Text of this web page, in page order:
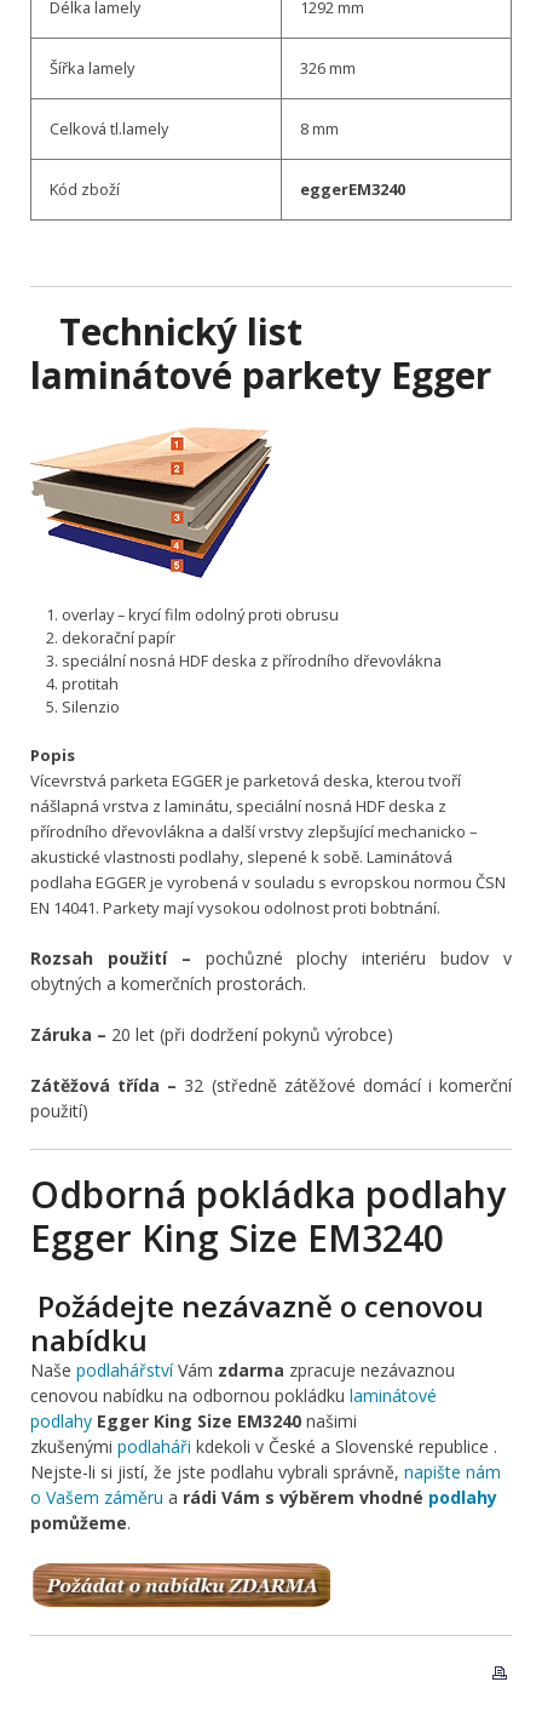
Délka lamely 1292 mm
Šířka lamely 326 mm
Celková tl.lamely 8 mm
Kód zboží eggerEM3240
Technický list
laminátové parkety Egger
overlay – krycí film odolný proti obrusu
dekorační papír
speciální nosná HDF deska z přírodního dřevovlákna
protitah
Silenzio
Popis
Vícevrstvá parketa EGGER je parketová deska, kterou tvoří
nášlapná vrstva z laminátu, speciální nosná HDF deska z
přírodního dřevovlákna a další vrstvy zlepšující mechanicko –
akustické vlastnosti podlahy, slepené k sobě. Laminátová
podlaha EGGER je vyrobená v souladu s evropskou normou ČSN
EN 14041. Parkety mají vysokou odolnost proti bobtnání.
Rozsah použití – pochůzné plochy interiéru budov v
obytných a komerčních prostorách.
Záruka – 20 let (při dodržení pokynů výrobce)
Zátěžová třída – 32 (středně zátěžové domácí i komerční
použití)
Odborná pokládka podlahy
Egger King Size EM3240
Požádejte nezávazně o cenovou
nabídku
Naše podlahářstvíVám zdarma zpracuje nezávaznou
cenovou nabídku na odbornou pokládku laminátové
podlahy Egger King Size EM3240 našimi
zkušenými podlaháři kdekoli v České a Slovenské republice .
Nejste-li si jistí, že jste podlahu vybrali správně, napište nám
o Vašem záměru a rádi Vám s výběrem vhodné podlahy
pomůžeme.